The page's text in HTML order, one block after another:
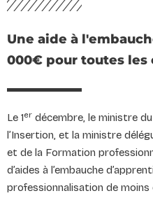
Une aide à
000€ pour toutes les
Le 1er décembre, le ministre
l’Insertion, et la ministre
et de la Formation
d’aides à l’embauche
professionnalisation de moins